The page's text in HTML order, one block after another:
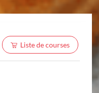
Liste de courses